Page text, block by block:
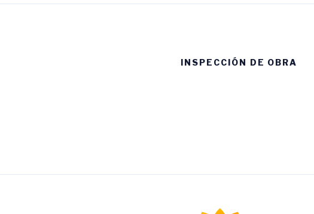
INSPECCIÓN DE OBRA